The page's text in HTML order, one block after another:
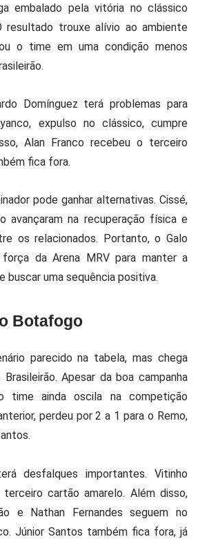
embalado pela vitória no clássico
resultado trouxe alívio ao ambiente
o time em uma condição menos
Domínguez terá problemas para
expulso no clássico, cumpre
Alan Franco recebeu o terceiro
fica fora.
pode ganhar alternativas. Cissé,
avançaram na recuperação física e
os relacionados. Portanto, o Galo
da Arena MRV para manter a
buscar uma sequência positiva.
Botafogo
parecido na tabela, mas chega
Apesar da boa campanha
time ainda oscila na competição
perdeu por 2 a 1 para o Remo,
desfalques importantes. Vitinho
cartão amarelo. Além disso,
e Nathan Fernandes seguem no
Júnior Santos também fica fora, já